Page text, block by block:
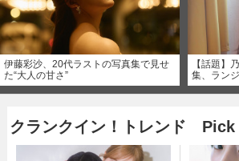
伊藤彩沙、20代ラストの写真集で見せ
た“大人の甘さ”
【話題】
集、ラン
クランクイン！トレンド Pick